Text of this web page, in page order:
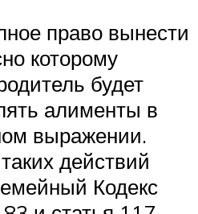
право вынести
которому
будет
алименты в
выражении.
действий
Кодекс